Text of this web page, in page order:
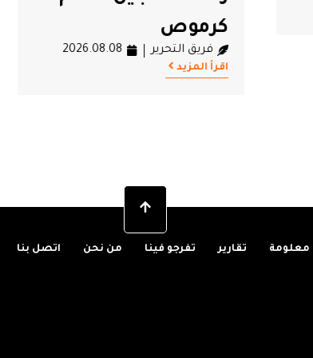
2026.08.08
تقارير تفرجو فينا من نحن اتصل بنا